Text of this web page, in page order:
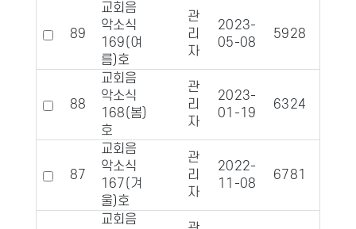
89
교회음
악소식
169(여
름)호
관
리
자
2023-
05-08
5928
88
교회음
악소식
168(봄)
호
관
리
자
2023-
01-19
6324
87
교회음
악소식
167(겨
울)호
관
리
자
2022-
11-08
6781
교회음